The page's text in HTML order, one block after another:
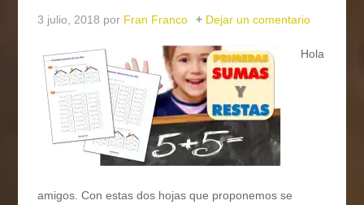
3 julio, 2018 por Fran Franco Dejar un comentario
Hola
amigos. Con estas dos hojas que proponemos se